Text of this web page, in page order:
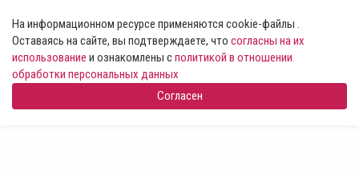
На информационном ресурсе применяются cookie-файлы .
Оставаясь на сайте, вы подтверждаете, что согласны на их
использование и ознакомлены сполитикой в отношении
обработки персональных данных
Согласен